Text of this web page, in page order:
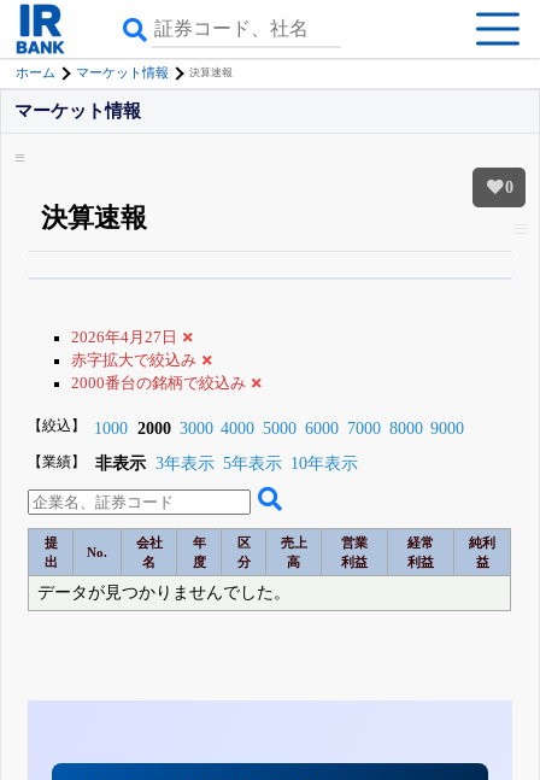
ホーム マーケット情報 決算速報
0
マーケット情報
決算速報
登録すると永久30%OFFと米株版の先行利用も付きます
2026年4月27日
赤字拡大で絞込み
2000番台の銘柄で絞込み
【絞込】 1000 2000 3000 4000 5000 6000 7000 8000 9000
【業績】 非表示 3年表示 5年表示 10年表示
提
出
No.
会社
名
年
度
区
分
売上
高
営業
利益
経常
利益
純利
益
データが見つかりませんでした。